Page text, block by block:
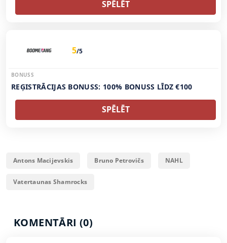
SPĒLĒT
5/5
BONUSS
REĢISTRĀCIJAS BONUSS: 100% BONUSS LĪDZ €100
SPĒLĒT
Antons Macijevskis Bruno Petrovičs NAHL
Vatertaunas Shamrocks
KOMENTĀRI (0)